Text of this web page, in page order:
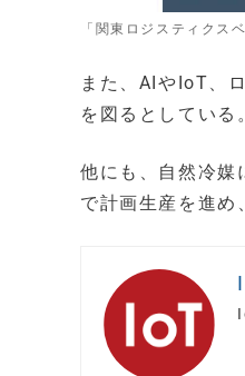
「関東ロジスティクス
また、AIやIoT、
を図るとしている。
他にも、自然冷媒
で計画生産を進め